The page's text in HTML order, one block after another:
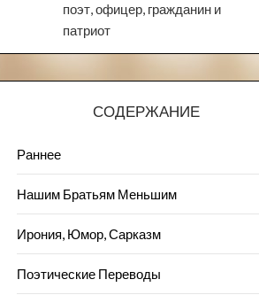
поэт, офицер, гражданин и
патриот
СОДЕРЖАНИЕ
Раннее
Нашим Братьям Меньшим
Ирония, Юмор, Сарказм
Поэтические Переводы